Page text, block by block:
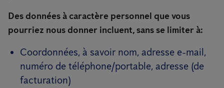
Des données à caractère personnel que vous
pourriez nous donner incluent, sans se limiter à:
Coordonnées, à savoir nom, adresse e-mail,
numéro de téléphone/portable, adresse (de
facturation)